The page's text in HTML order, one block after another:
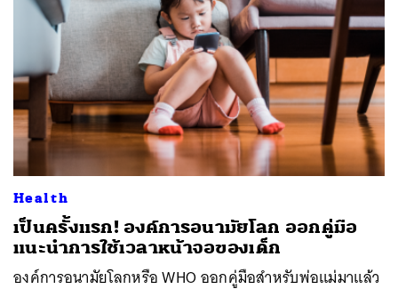
Health
เป็นครั้งแรก! องค์การอนามัยโลก ออกคู่มือ
แนะนำการใช้เวลาหน้าจอของเด็ก
องค์การอนามัยโลกหรือ WHO ออกคู่มือสำหรับพ่อแม่มาแล้ว